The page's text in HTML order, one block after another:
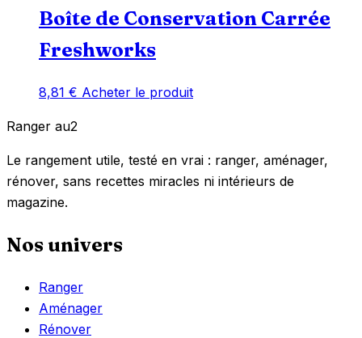
Boîte de Conservation Carrée
Freshworks
8,81 € Acheter le produit
Ranger au2
Le rangement utile, testé en vrai : ranger, aménager,
rénover, sans recettes miracles ni intérieurs de
magazine.
Nos univers
Ranger
Aménager
Rénover